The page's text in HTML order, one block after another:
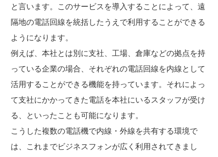
と言います。このサービスを導入することによって、遠
隔地の電話回線を統括したうえで利用することができる
ようになります。
例えば、本社とは別に支社、工場、倉庫などの拠点を持
っている企業の場合、それぞれの電話回線を内線として
活用することができる機能を持っています。それによっ
て支社にかかってきた電話を本社にいるスタッフが受け
る、といったことも可能になります。
こうした複数の電話機で内線・外線を共有する環境で
は、これまでビジネスフォンが広く利用されてきまし